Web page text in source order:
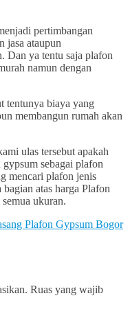
pertimbangan
jasa ataupun
Dan ya tentu saja plafon
namun dengan
tentunya biaya yang
membangun rumah akan
ulas tersebut apakah
sebagai plafon
mencari plafon jenis
atas harga Plafon
ukuran.
Plafon Gypsum Bogor
Ruas yang wajib